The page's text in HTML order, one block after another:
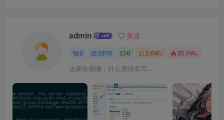
admin 关注
0 2970 0 2.6W+ 35.5W+
这家伙很懒，什么都没有写...